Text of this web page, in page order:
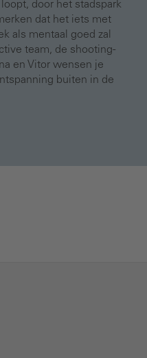
door het stadspark
dat het iets met
als mentaal goed zal
team, de shooting-
en Vitor wensen je
buiten in de